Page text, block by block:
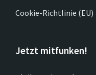
Cookie-Richtlinie (EU)
Jetzt mitfunken!